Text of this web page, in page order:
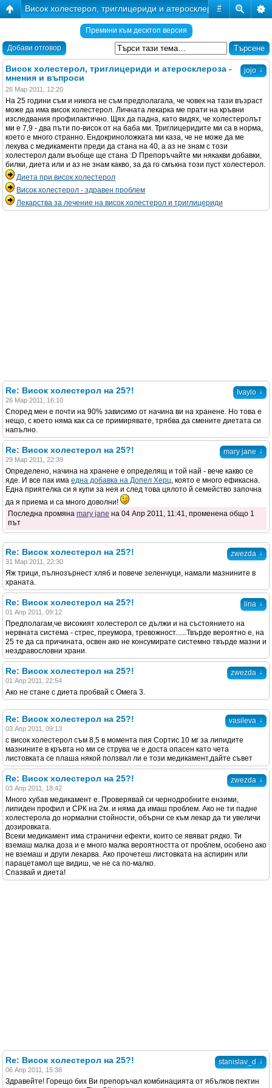
#
Висок холестерол, триглицериди и атеросклероза - мнения
Премини към десктоп версия
Добави отговор
jojo ↓
Висок холестерол, триглицериди и атеросклероза -
мнения и въпроси
26 Мар 2011, 12:20
На 25 години съм и никога не съм предполагала, че човек на тази възраст
може да има висок холестерол. Личната лекарка ме прати на кръвни
изследвания профилактично. Щях да падна, като видях, че холестеролът
ми е 7,9 - два пъти по-висок от на баба ми. Триглицеридите ми са в норма,
което е много странно. Ендокриноложката ми каза, че не може да ме
лекува с медикаменти преди да стана на 40, а аз не знам с този
холестерол дали въобще ще стана :D Препоръчайте ми някакви добавки,
билки, диета или и аз не знам какво, за да го смъкна този пуст холестерол.
Диета при висок холестерол
Висок холестерол - здравен проблем
Лекарства за лечение на висок холестерол и триглицериди
Ivaylo ↓
Re: Висок холестерол на 25?!
26 Мар 2011, 16:10
Според мен е почти на 90% зависимо от начина ви на хранене. Но това е
нещо, с което няма как са се примирявате, трябва да смените диетата си
напълно.
mary jane ↓
Re: Висок холестерол на 25?!
29 Мар 2011, 22:39
Определено, начина на хранене е определящ и той най - вече какво се
яде. И все пак има една добавка на Допел Херц, която е много ефикасна.
Една приятелка си я купи за нея и след това цялото й семейство започна
да я приема и са много доволни!
Последна промяна mary jane на 04 Апр 2011, 11:41, променена общо 1
път
zwezda ↓
Re: Висок холестерол на 25?!
31 Мар 2011, 22:30
Яж трици, пълнозърнест хляб и повече зеленчуци, намали мазнините в
храната.
lina ↓
Re: Висок холестерол на 25?!
01 Апр 2011, 09:12
Предполагам,че високият холестерол се дължи и на състоянието на
нервната система - стрес, преумора, тревожност......Твърде вероятно е, на
25 те да са причината, освен ако не консумирате системно твърде мазни и
нездравословни храни.
zwezda ↓
Re: Висок холестерол на 25?!
01 Апр 2011, 22:54
Ако не стане с диета пробвай с Омега 3.
vasileva ↓
Re: Висок холестерол на 25?!
03 Апр 2011, 09:13
с висок холестерол съм 8,5 в момента пия Сортис 10 мг за липидите
мазнините в кръвта но ми се струва че е доста опасен като чета
листовката се плаша някой ползвал ли е този медикамент,дайте съвет
zwezda ↓
Re: Висок холестерол на 25?!
03 Апр 2011, 18:42
Много хубав медикамент е. Проверявай си чернодробните ензими,
липиден профил и СРК на 2м. и няма да имаш проблем. Ако не ти падне
холестерола до нормални стойности, обърни се към лекар да ти увеличи
дозировката.
Всеки медикамент има странични ефекти, които се явяват рядко. Ти
вземаш малка доза и е много малка вероятността от проблем, особено ако
не вземаш и други лекарва. Ако прочетеш листовката на аспирин или
парацетамол ще видиш, че не са по-малко.
Спазвай и диета!
stanislav_d ↓
Re: Висок холестерол на 25?!
06 Апр 2011, 15:38
Здравейте! Горещо бих Ви препоръчал комбинацията от ябълков пектин